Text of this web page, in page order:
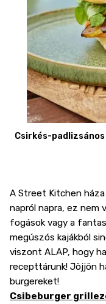
Csirkés-
A Street Kitchen
napról napra, ez nem
fogások vagy a
megúszós kajákból
viszont ALAP, hogy
recepttárunk! Jöjjön
burgereket!
Csibeburger